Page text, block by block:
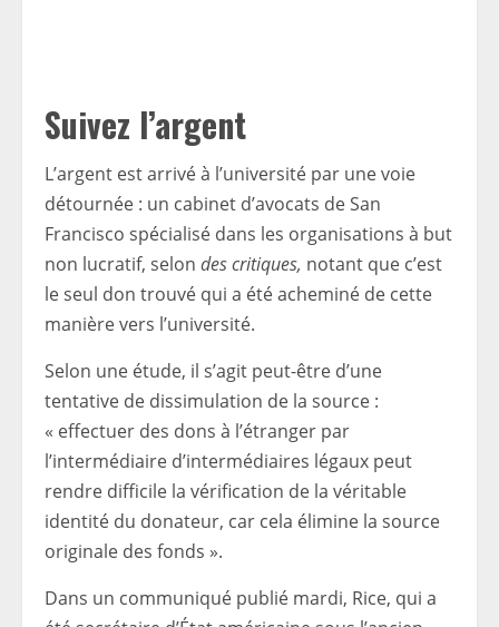
Suivez l’argent
L’argent est arrivé à l’université par une voie
détournée : un cabinet d’avocats de San
Francisco spécialisé dans les organisations à but
non lucratif, selon des critiques, notant que c’est
le seul don trouvé qui a été acheminé de cette
manière vers l’université.
Selon une étude, il s’agit peut-être d’une
tentative de dissimulation de la source :
« effectuer des dons à l’étranger par
l’intermédiaire d’intermédiaires légaux peut
rendre difficile la vérification de la véritable
identité du donateur, car cela élimine la source
originale des fonds ».
Dans un communiqué publié mardi, Rice, qui a